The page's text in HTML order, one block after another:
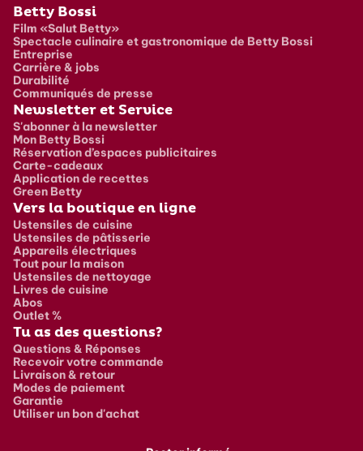
Pied de page
Betty Bossi
Film «Salut Betty»
Spectacle culinaire et gastronomique de Betty Bossi
Entreprise
Carrière & jobs
Durabilité
Communiqués de presse
Newsletter et Service
S'abonner à la newsletter
Mon Betty Bossi
Réservation d’espaces publicitaires
Carte-cadeaux
Application de recettes
Green Betty
Vers la boutique en ligne
Ustensiles de cuisine
Ustensiles de pâtisserie
Appareils électriques
Tout pour la maison
Ustensiles de nettoyage
Livres de cuisine
Abos
Outlet %
Tu as des questions?
Questions & Réponses
Recevoir votre commande
Livraison & retour
Modes de paiement
Garantie
Utiliser un bon d'achat